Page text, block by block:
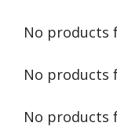
No products
No products
No products